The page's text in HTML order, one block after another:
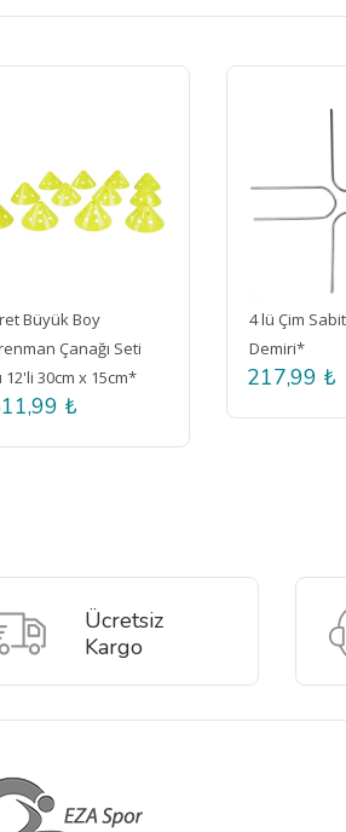
4 lü Çim Sabitleme U
Demiri*
217,99 ₺
Ücretsiz
Kargo